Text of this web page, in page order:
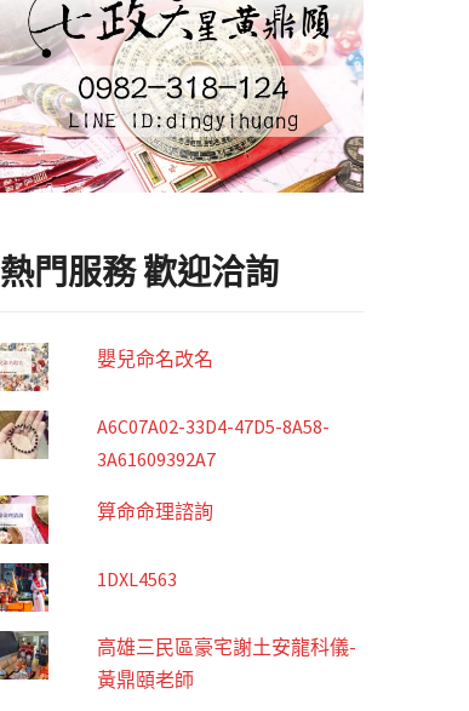
熱門服務 歡迎洽詢
嬰兒命名改名
A6C07A02-33D4-47D5-8A58-
3A61609392A7
算命命理諮詢
1DXL4563
高雄三民區豪宅謝土安龍科儀-
黃鼎頤老師